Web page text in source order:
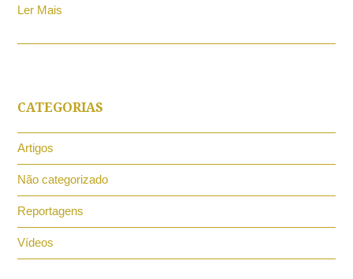
Ler Mais
CATEGORIAS
Artigos
Não categorizado
Reportagens
Vídeos